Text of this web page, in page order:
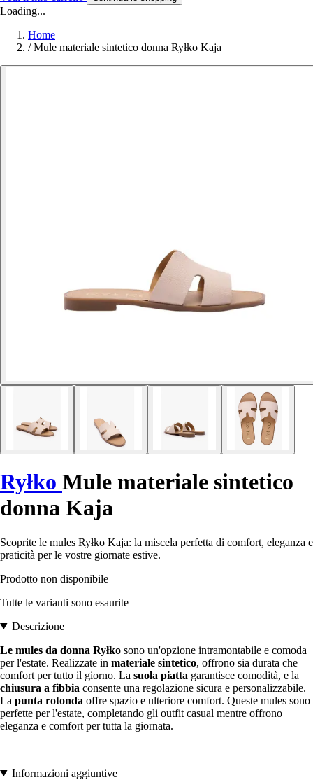
Loading...
Home
/ Mule materiale sintetico donna Ryłko Kaja
Ryłko Mule materiale sintetico
donna Kaja
Scoprite le mules Ryłko Kaja: la miscela perfetta di comfort, eleganza e
praticità per le vostre giornate estive.
Prodotto non disponibile
Tutte le varianti sono esaurite
Descrizione
Le mules da donna Ryłko sono un'opzione intramontabile e comoda
per l'estate. Realizzate in materiale sintetico, offrono sia durata che
comfort per tutto il giorno. La suola piatta garantisce comodità, e la
chiusura a fibbia consente una regolazione sicura e personalizzabile.
La punta rotonda offre spazio e ulteriore comfort. Queste mules sono
perfette per l'estate, completando gli outfit casual mentre offrono
eleganza e comfort per tutta la giornata.
Informazioni aggiuntive